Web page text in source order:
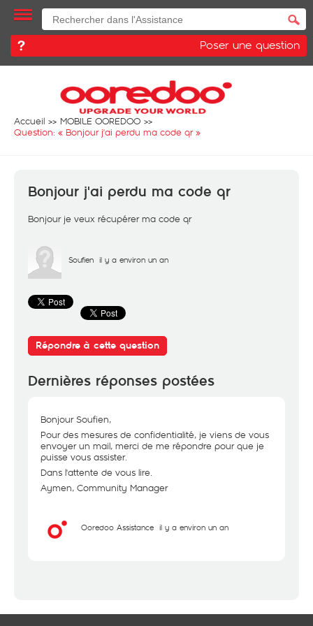
Poser une question
Accueil
MOBILE OOREDOO
Question: « Bonjour j'ai perdu ma code qr»
Bonjour j'ai perdu ma code qr
Bonjour je veux récupérer ma code qr
Soufien il y a environ un an
Répondre à cette question
Dernières réponses postées
Bonjour Soufien,
Pour des mesures de confidentialité, je viens de vous
envoyer un mail, merci de me répondre pour que je
puisse vous assister.
Dans l'attente de vous lire.
Aymen, Community Manager
Ooredoo Assistance il y a environ un an